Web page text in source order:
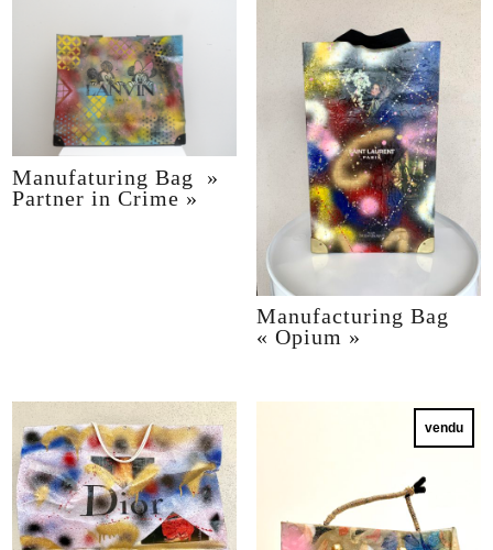
Manufaturing Bag »
Partner in Crime »
Manufacturing Bag
« Opium »
vendu